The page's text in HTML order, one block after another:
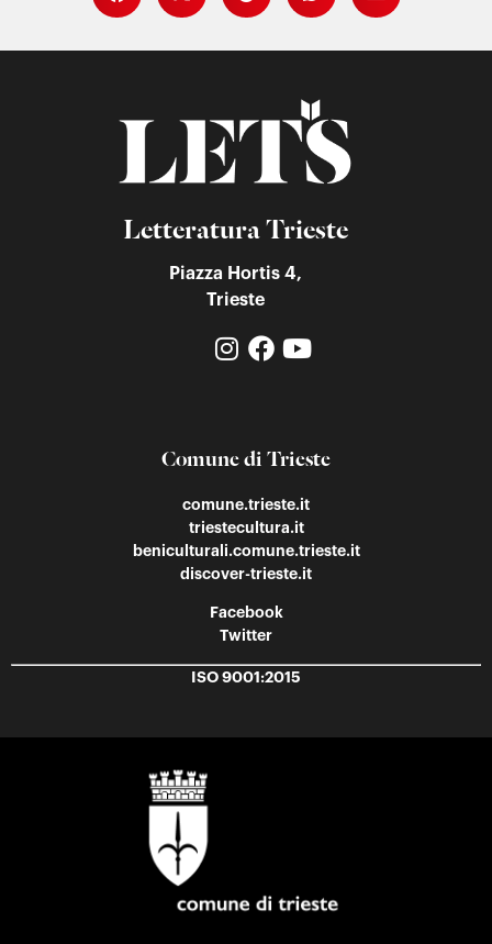
Letteratura Trieste
Piazza Hortis 4,
Trieste
Comune di Trieste
comune.trieste.it
triestecultura.it
beniculturali.comune.trieste.it
discover-trieste.it
Facebook
Twitter
ISO 9001:2015